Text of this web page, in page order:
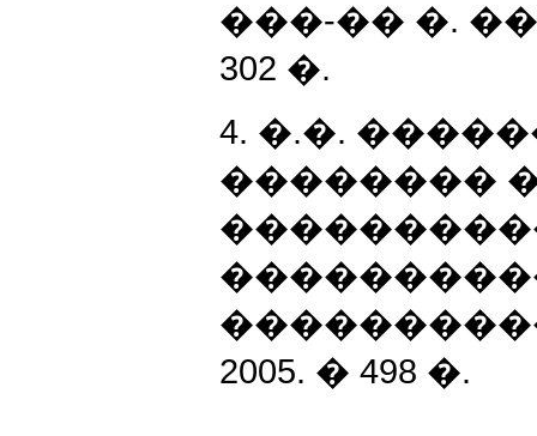
���-�� �.
302 �.
4. �.�.
��������
2005. � 498 �.